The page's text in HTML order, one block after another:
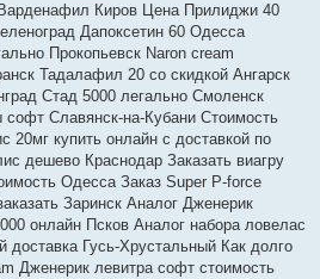
Киров Цена Прилиджи 40
Дапоксетин 60 Одесса
Прокопьевск Naron cream
Тадалафил 20 со скидкой Ангарск
Стад 5000 легально Смоленск
софт Славянск-на-Кубани Стоимость
20мг купить онлайн с доставкой по
дешево Краснодар Заказать виагру
Одесса Заказ Super P-force
Заринск Аналог Дженерик
онлайн Псков Аналог набора ловелас
доставка Гусь-Хрустальный Как долго
Дженерик левитра софт стоимость